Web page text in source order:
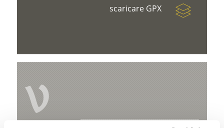
scaricare GPX
V